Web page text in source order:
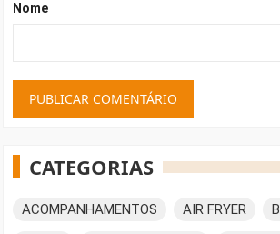
Nome
CATEGORIAS
ACOMPANHAMENTOS AIR FRYER